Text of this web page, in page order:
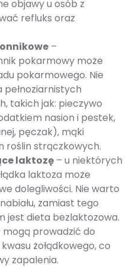
objawy u osób z
refluks oraz
–
pokarmowy może
pokarmowego. Nie
pełnoziarnistych
takich jak: pieczywo
nasion i pestek,
pęczak), mąki
roślin strączkowych.
laktozę – u niektórych
laktoza może
dolegliwości. Nie warto
zamiast tego
jest dieta bezlaktozowa.
mogą prowadzić do
żołądkowego, co
zapalenia.